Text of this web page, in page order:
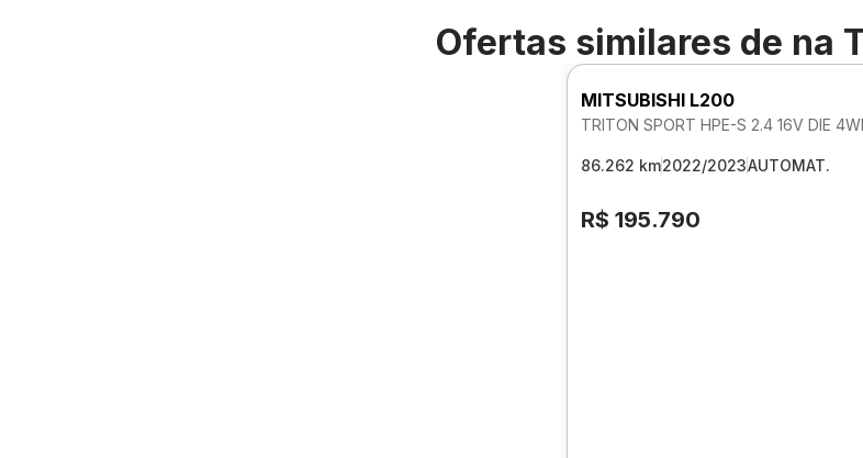
Ofertas similares de na
MITSUBISHI L200
86.262 km2022/2023AUTOMAT.
R$ 195.790